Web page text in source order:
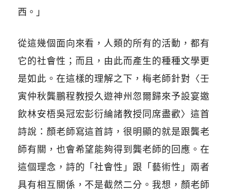
西。」
從這幾個面向來看，人類的所有的活動，都有
它的社會性；而且，由此而產生的種種文學更
是如此。在這樣的理解之下，梅老師針對〈壬
寅仲秋龔鵬程教授久遊神州忽爾歸來予設宴邀
飲林安梧吳冠宏彭衍綸諸教授同席盡歡〉這首
詩說：顏老師寫這首詩，很明顯的就是跟龔老
師有關，也會希望能夠得到龔老師的回應。在
這個理念，詩的「社會性」跟「藝術性」兩者
具有相互關係，不是截然二分。我想，顏老師